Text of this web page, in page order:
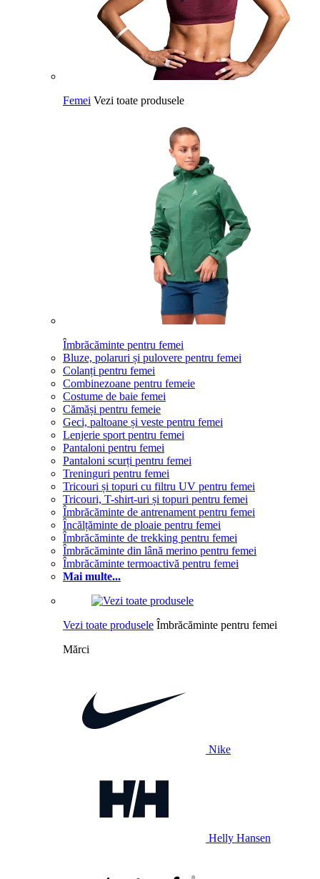
Femei Vezi toate produsele
Îmbrăcăminte pentru femei
Bluze, polaruri și pulovere pentru femei
Colanți pentru femei
Combinezoane pentru femeie
Costume de baie femei
Cămăși pentru femeie
Geci, paltoane și veste pentru femei
Lenjerie sport pentru femei
Pantaloni pentru femei
Pantaloni scurți pentru femei
Treninguri pentru femei
Tricouri și topuri cu filtru UV pentru femei
Tricouri, T-shirt-uri și topuri pentru femei
Îmbrăcăminte de antrenament pentru femei
Încălțăminte de ploaie pentru femei
Îmbrăcăminte de trekking pentru femei
Îmbrăcăminte din lână merino pentru femei
Îmbrăcăminte termoactivă pentru femei
Mai multe...
Vezi toate produsele Îmbrăcăminte pentru femei
Mărci
Nike
Helly Hansen